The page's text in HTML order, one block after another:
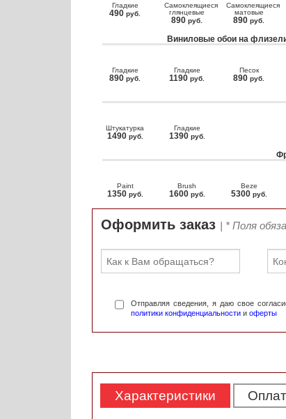
Гладкие
490 руб.
Самоклеящиеся
глянцевые
890 руб.
Самоклеящиеся
матовые
890 руб.
Виниловые обои на
Гладкие
890 руб.
Гладкие
1190 руб.
Песок
890 руб.
Штукатурка
1490 руб.
Гладкие
1390 руб.
Paint
1350 руб.
Brush
1600 руб.
Beze
5300 руб.
Оформить заказ | * Поля
Отправляя сведения, я даю свое
политики конфиденциальности и оферты
Характеристики